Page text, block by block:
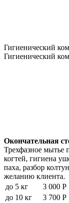
Гигиенический
Гигиенический
Окончательная
Трехфазное мытье
когтей, гигиена
паха, разбор
желанию клиента.
до 5 кг
3 000 Р
до 10 кг
3 700 Р